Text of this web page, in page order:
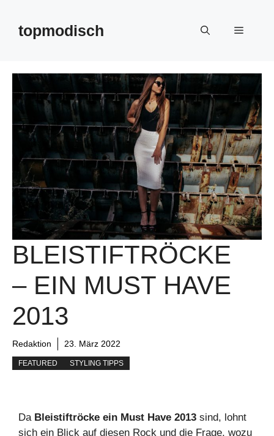
springentopmodisch Menü
BLEISTIFTRÖCKE
– EIN MUST HAVE
2013
Redaktion 23. März 2022
FEATURED STYLING TIPPS
Da Bleistiftröcke ein Must Have 2013 sind, lohnt
sich ein Blick auf diesen Rock und die Frage, wozu